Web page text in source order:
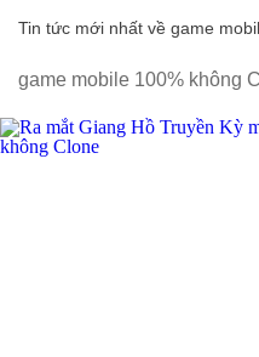
Tin tức mới nhất về game
game mobile 100% không